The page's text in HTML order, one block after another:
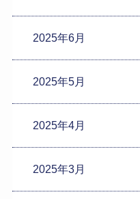
2025年6月
2025年5月
2025年4月
2025年3月